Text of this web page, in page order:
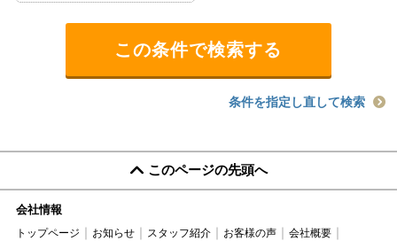
条件を指定し直して検索
このページの先頭へ
会社情報
トップページ お知らせ スタッフ紹介 お客様の声
会社概要